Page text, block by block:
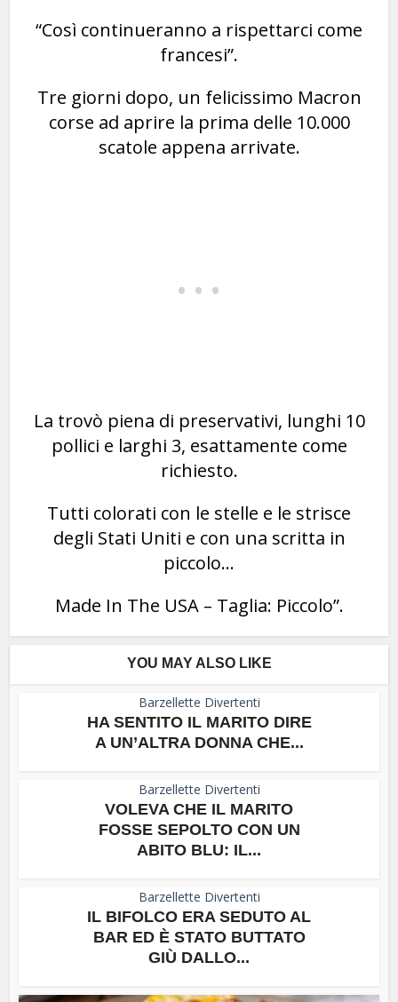
“Così continueranno a rispettarci come
francesi”.
Tre giorni dopo, un felicissimo Macron
corse ad aprire la prima delle 10.000
scatole appena arrivate.
La trovò piena di preservativi, lunghi 10
pollici e larghi 3, esattamente come
richiesto.
Tutti colorati con le stelle e le strisce
degli Stati Uniti e con una scritta in
piccolo…
Made In The USA – Taglia: Piccolo”.
YOU MAY ALSO LIKE
Barzellette Divertenti
HA SENTITO IL MARITO DIRE
A UN’ALTRA DONNA CHE...
Barzellette Divertenti
VOLEVA CHE IL MARITO
FOSSE SEPOLTO CON UN
ABITO BLU: IL...
Barzellette Divertenti
IL BIFOLCO ERA SEDUTO AL
BAR ED È STATO BUTTATO
GIÙ DALLO...